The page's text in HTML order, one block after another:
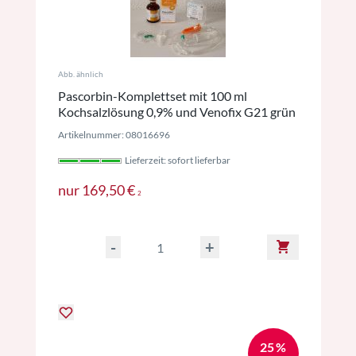
Abb. ähnlich
Pascorbin-Komplettset mit 100 ml
Kochsalzlösung 0,9% und Venofix G21 grün
Artikelnummer: 08016696
Lieferzeit: sofort lieferbar
nur 169,50 € 2Preise inkl. MwSt. ggf. zzgl.
- +
25 %